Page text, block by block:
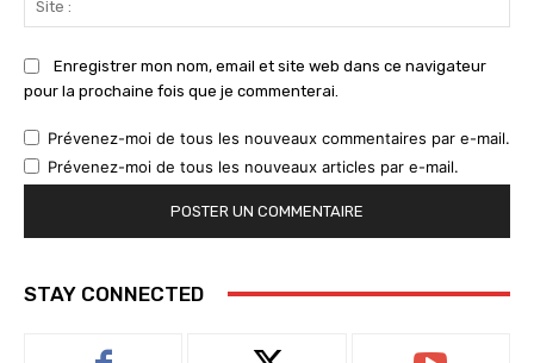
:
Enregistrer mon nom, email et site web dans ce navigateur
pour la prochaine fois que je commenterai.
Prévenez-moi de tous les nouveaux commentaires par e-mail.
Prévenez-moi de tous les nouveaux articles par e-mail.
STAY CONNECTED